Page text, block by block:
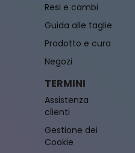
Resi e cambi
Guida alle taglie
Prodotto e cura
Negozi
TERMINI
Assistenza
clienti
Gestione dei
Cookie